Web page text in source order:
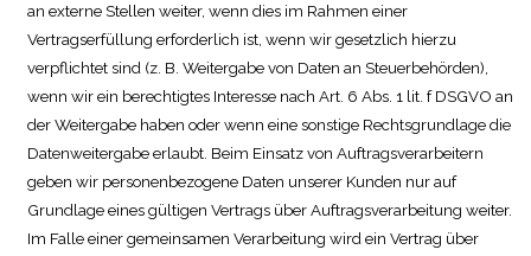
an externe Stellen weiter, wenn dies im Rahmen einer
Vertragserfüllung erforderlich ist, wenn wir gesetzlich hierzu
verpflichtet sind (z. B. Weitergabe von Daten an Steuerbehörden),
wenn wir ein berechtigtes Interesse nach Art. 6 Abs. 1 lit. f DSGVO an
der Weitergabe haben oder wenn eine sonstige Rechtsgrundlage die
Datenweitergabe erlaubt. Beim Einsatz von Auftragsverarbeitern
geben wir personenbezogene Daten unserer Kunden nur auf
Grundlage eines gültigen Vertrags über Auftragsverarbeitung weiter.
Im Falle einer gemeinsamen Verarbeitung wird ein Vertrag über